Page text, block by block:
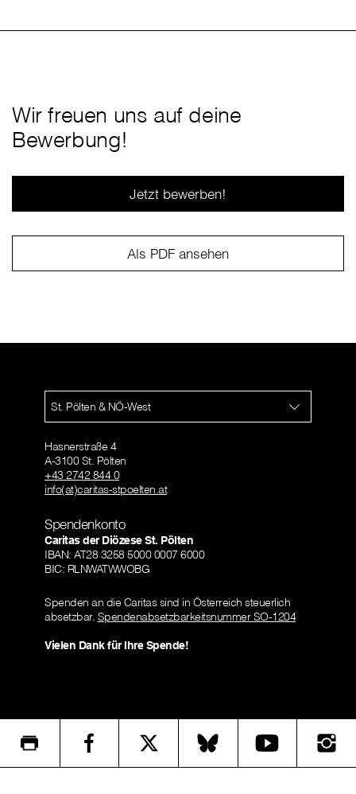
Wir freuen uns auf deine
Bewerbung!
Jetzt bewerben!
Als PDF ansehen
St. Pölten & NÖ-West
Hasnerstraße 4
A-3100 St. Pölten
+43 2742 844 0
info(at)caritas-stpoelten.at
Spendenkonto
Caritas der Diözese St. Pölten
IBAN: AT28 3258 5000 0007 6000
BIC: RLNWATWWOBG
Spenden an die Caritas sind in Österreich steuerlich
absetzbar. Spendenabsetzbarkeitsnummer SO-1204
Vielen Dank für Ihre Spende!